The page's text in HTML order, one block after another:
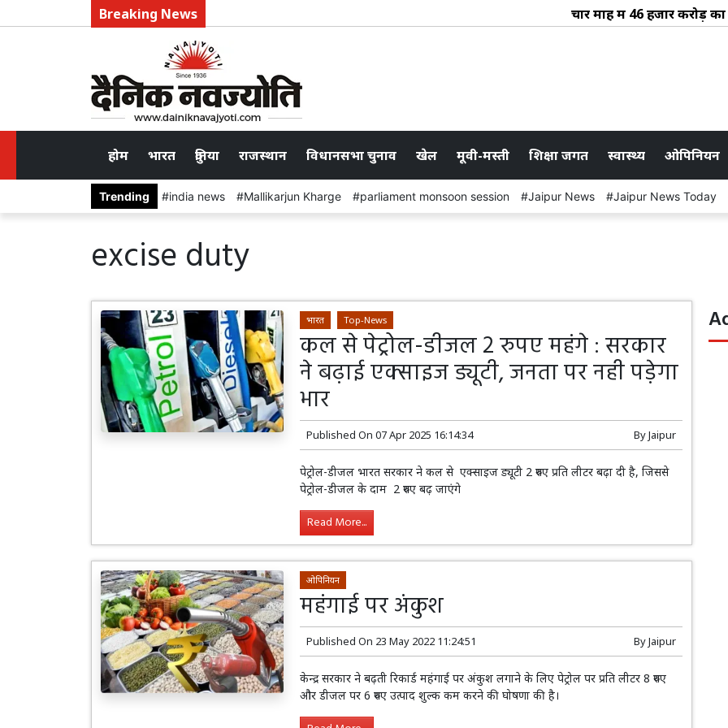
Breaking News चार माह में 46 हजार करोड़ का
होम भारत दुनिया राजस्थान विधानसभा चुनाव खेल मूवी-मस्ती शिक्षा जगत स्वास्थ्य ओपिनियन
Trending india news Mallikarjun Kharge parliament monsoon session Jaipur News Jaipur News Today
excise duty
भारत Top-News
कल से पेट्रोल-डीजल 2 रुपए महंगे : सरकार
ने बढ़ाई एक्साइज ड्यूटी, जनता पर नही पड़ेगा
भार
Published On 07 Apr 2025 16:14:34 ByJaipur
पेट्रोल-डीजल भारत सरकार ने कल से एक्साइज ड्यूटी 2 रुपए प्रति लीटर बढ़ा दी है, जिससे
पेट्रोल-डीजल के दाम 2 रुपए बढ़ जाएंगे
Read More...
ओपिनियन
महंगाई पर अंकुश
Published On 23 May 2022 11:24:51 ByJaipur
केन्द्र सरकार ने बढ़ती रिकार्ड महंगाई पर अंकुश लगाने के लिए पेट्रोल पर प्रति लीटर 8 रुपए
और डीजल पर 6 रुपए उत्पाद शुल्क कम करने की घोषणा की है।